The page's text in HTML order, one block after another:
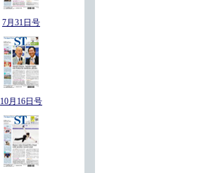
7月31日号
10月16日号